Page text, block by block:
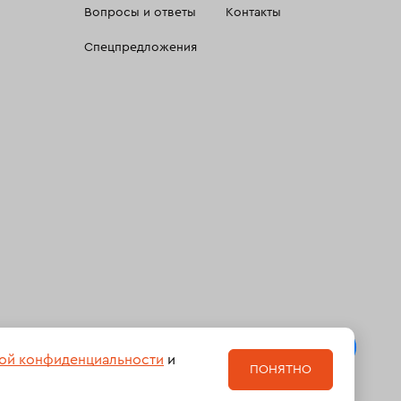
Вопросы и ответы
Спецпредложения
Контакты
конфиденциальности и
ПОНЯТНО